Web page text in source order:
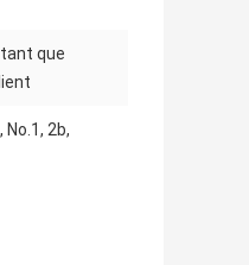
que
2b,